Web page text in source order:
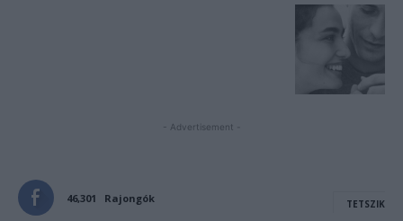
- Advertisement -
46,301 Rajongók TETSZIK